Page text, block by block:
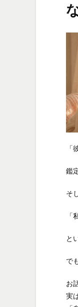
「
鑑
そ
「
と
で
お
実